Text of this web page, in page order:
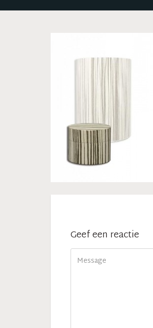
Geef een reactie